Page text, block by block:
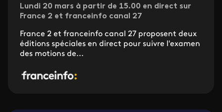
Lundi 20 mars à partir de 15.00 en direct sur
France 2 et franceinfo canal 27
France 2 et franceinfo canal 27 proposent deux
éditions spéciales en direct pour suivre l'examen
des motions de...